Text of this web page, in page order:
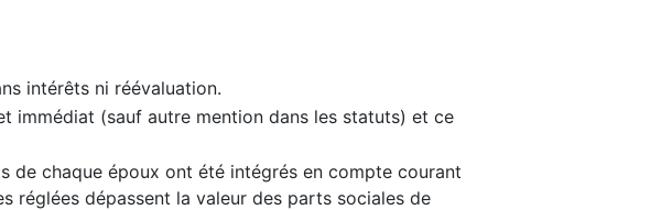
intérêts ni réévaluation.
immédiat (sauf autre mention dans les statuts) et ce
chaque époux ont été intégrés en compte courant
réglées dépassent la valeur des parts sociales de